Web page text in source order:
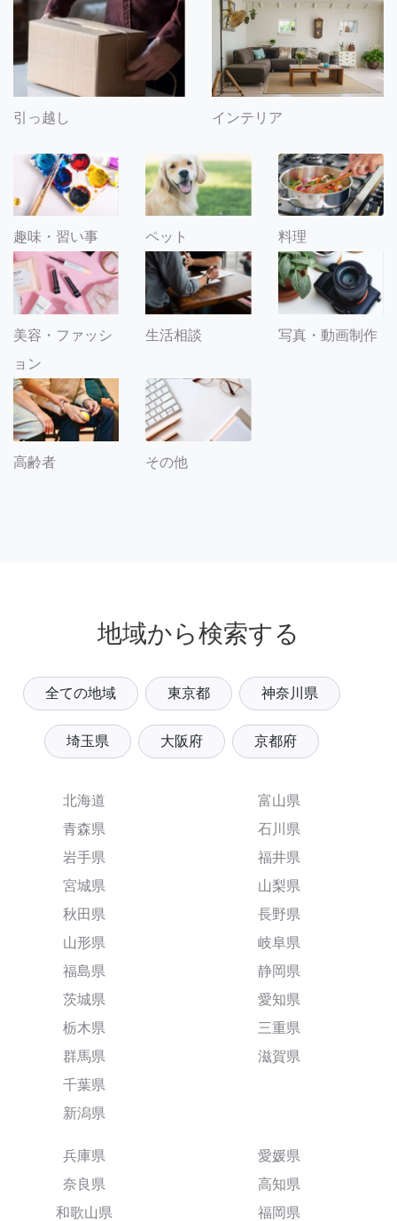
引っ越し インテリア
趣味・習い事 ペット 料理
美容・ファッシ
ョン
生活相談 写真・動画制作
高齢者 その他
地域から検索する
全ての地域 東京都 神奈川県
埼玉県 大阪府 京都府
北海道
青森県
岩手県
宮城県
秋田県
山形県
福島県
茨城県
栃木県
群馬県
千葉県
新潟県
富山県
石川県
福井県
山梨県
長野県
岐阜県
静岡県
愛知県
三重県
滋賀県
兵庫県
奈良県
和歌山県
愛媛県
高知県
福岡県